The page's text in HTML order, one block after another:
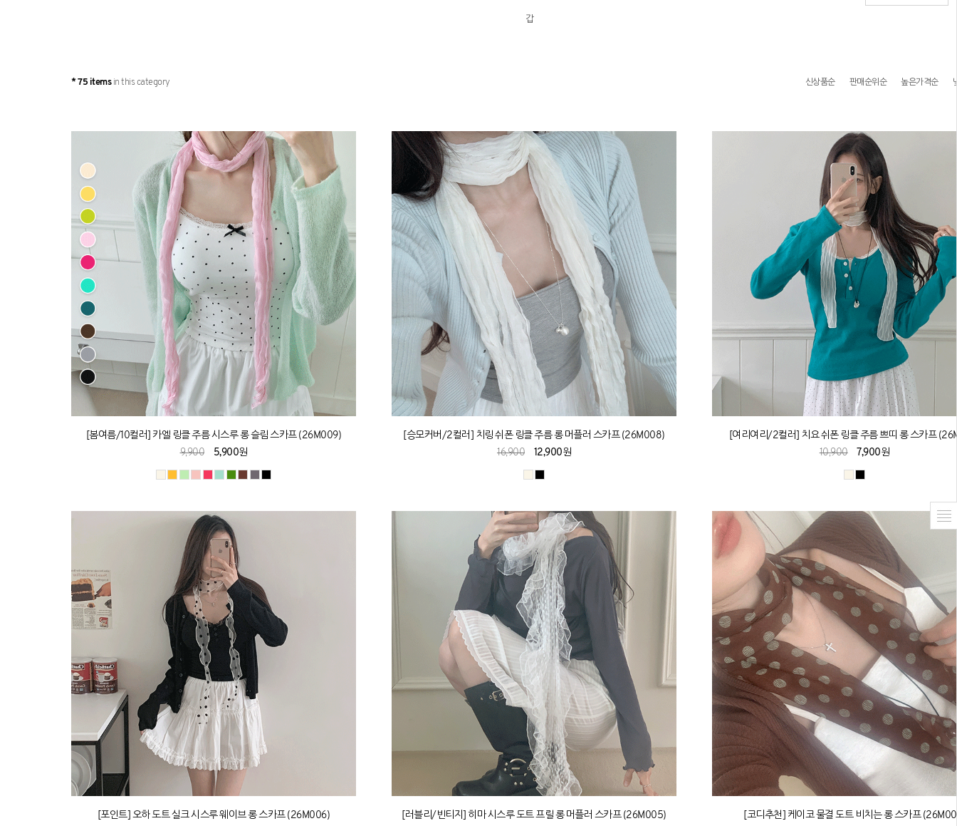
갑
* 75 itemsin this category 신상품순 판매순위순 높은가격순
[봄여름/10컬러] 카엘 링클 주름 시스루 롱 슬림 스카프 (26M009)
9,900
5,900원
[승모커버/2컬러] 치링 쉬폰 링클 주름 롱 머플러 스카프 (26M008)
16,900
12,900원
[여리여리/2컬러] 치요 쉬폰 링클 주름 쁘띠 롱 스카프
10,900
7,900원
[포인트] 오하 도트 실크 시스루 웨이브 롱 스카프 (26M006)
[러블리/빈티지] 히마 시스루 도트 프릴 롱 머플러 스카프 (26M005)
[코디추천] 케이코 물결 도트 비치는 롱 스카프